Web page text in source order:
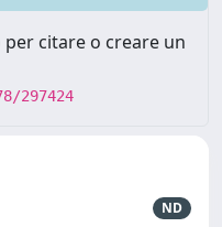
citare o creare un
297424
ND